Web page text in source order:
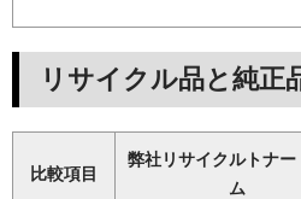
リサイクル品と純正
比較項目
弊社リサイクルトナー
ム